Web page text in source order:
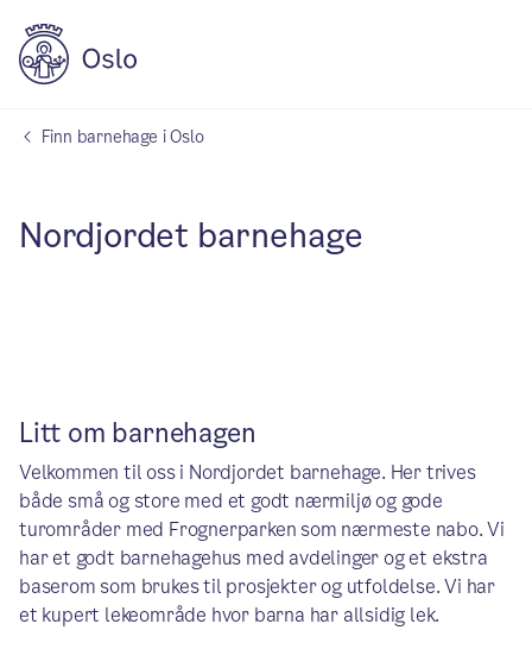
Finn barnehage i Oslo
Nordjordet barnehage
Litt om barnehagen
Velkommen til oss i Nordjordet barnehage. Her trives
både små og store med et godt nærmiljø og gode
turområder med Frognerparken som nærmeste nabo. Vi
har et godt barnehagehus med avdelinger og et ekstra
baserom som brukes til prosjekter og utfoldelse. Vi har
et kupert lekeområde hvor barna har allsidig lek.